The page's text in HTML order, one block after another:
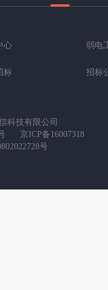
心 弱电
标 招标
科技有限公司
京ICP备16007318
号